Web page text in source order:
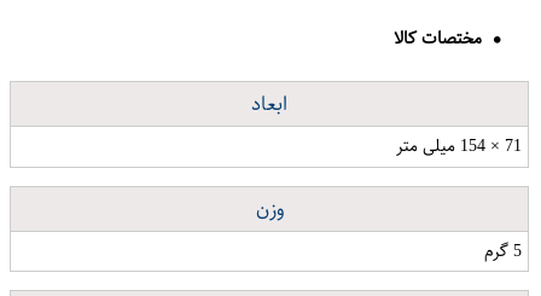
مختصات کالا
ابعاد
71 × 154 میلی متر
وزن
5 گرم